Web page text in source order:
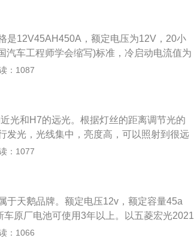
分钟3000到4000转，与其匹配的是5挡手
是12V45AH450A，额定电压为12V，20小
汽车工程师学会缩写)标准，冷启动电流值为
经过充电可继续使用的电池。有铅蓄电池、
与硫酸反应生成硫酸铅，硫酸溶液浓度降
大。发动机正常工作以后蓄电池的主要作用
供电，同时发电机里发出来的电再给蓄电池
程中不亏电。
：1087
光和H7的远光。根据灯丝的距离调节光的
发光，光线集中，亮度高，可以照射到很远
号：1、室内阅读灯：双尖39MM卤素灯泡
只。5、前雾灯：H3卤素灯泡X2只。6、前
：BAY15D1157双触点高低脚卤素灯泡X2
点卤素灯泡X1只。10、后雾灯：BAZ15S卤
单触点150度卡点卤素灯泡X2只。1
：1077
于天鹅品牌。额定电压12v，额定容量45a
原厂电池可使用3年以上。以五菱宏光2021
车仔细了解（数据来自有驾官网）：1、车
：1066